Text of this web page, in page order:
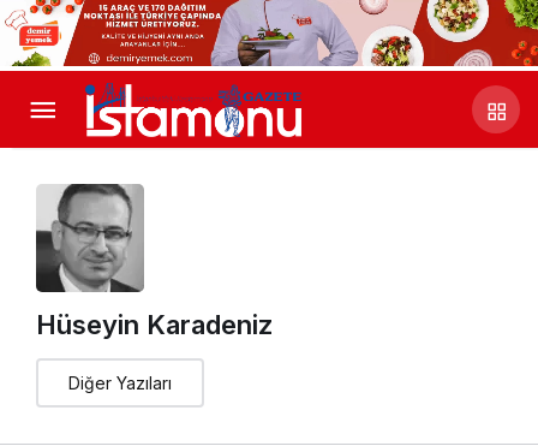
Hüseyin Karadeniz
Diğer Yazıları